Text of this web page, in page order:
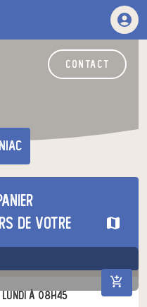
contact
de votre
lundi à 08h45